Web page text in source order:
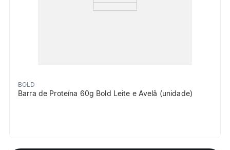
BOLD
Barra de Proteína 60g Bold Leite e Avelã (unidade)